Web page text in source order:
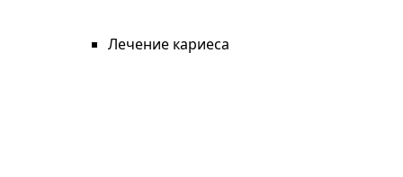
Лечение кариеса